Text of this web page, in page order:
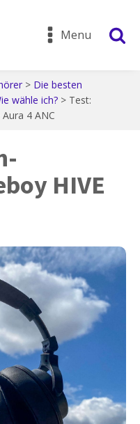
Menu
> Die besten
wähle ich? > Test:
4 ANC
HIVE